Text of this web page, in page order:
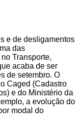
e de desligamentos
das
Transporte,
acaba de ser
de setembro. O
Caged (Cadastro
e do Ministério da
a evolução do
modal do